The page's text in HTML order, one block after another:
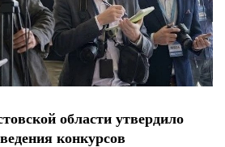
области утвердило
конкурсов
конфиденциальности и
конфиденциальности и